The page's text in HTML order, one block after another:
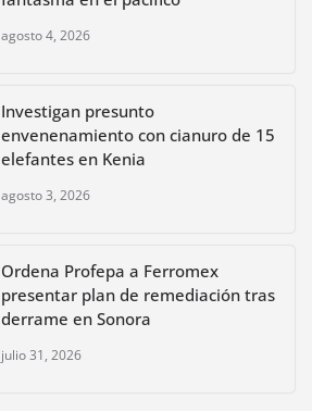
agosto 4, 2026
Investigan presunto
envenenamiento con cianuro de 15
elefantes en Kenia
agosto 3, 2026
Ordena Profepa a Ferromex
presentar plan de remediación tras
derrame en Sonora
julio 31, 2026